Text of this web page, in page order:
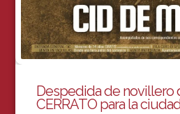
Despedida de novillero
CERRATO para la